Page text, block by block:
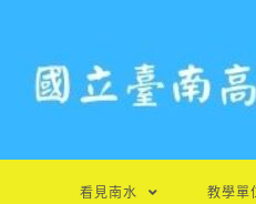
看見南水 教學單